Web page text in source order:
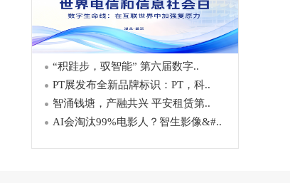
“积跬步，驭智能” 第六届数字..
PT展发布全新品牌标识：PT，科..
智涌钱塘，产融共兴 平安租赁第..
AI会淘汰99%电影人？智生影像&#..